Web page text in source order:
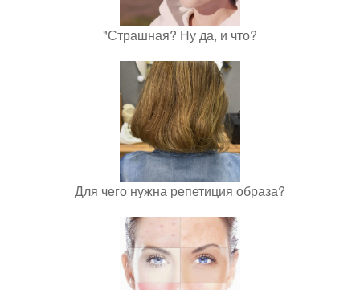
"Страшная? Ну да, и что?
Для чего нужна репетиция образа?